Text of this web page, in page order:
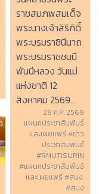
ราชสมภพสมเด็จ
พระนางเจ้าสิริกิติ์
พระบรมราชินีนาถ
พระบรมราชชนนี
พันปีหลวง วันแม่
แห่งชาติ 12
สิงหาคม 2569...
28 ก.ค. 2569
แผนกประชาสัมพันธ์
และเผยแพร่ #ข่าว
ประชาสัมพันธ์
#RMUTISURIN
#แผนกประชาสัมพันธ์
และเผยแพร่ #สนง.
#สนง